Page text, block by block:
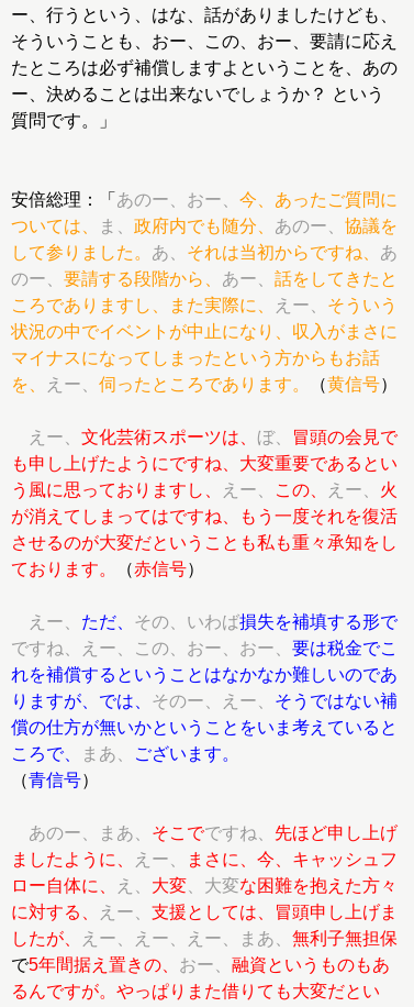
ー、行うという、はな、話がありましたけども、
そういうことも、おー、この、おー、要請に応え
たところは必ず補償しますよということを、あの
ー、決めることは出来ないでしょうか？ という
質問です。」
安倍総理：「 あのー、おー、 今、あったご質問に
ついては、
ま、 政府内でも随分、 あのー、 協議を
して参りました。 あ、 それは当初からですね、 あ
のー、 要請する段階から、 あー、 話をしてきたと
ころでありますし、また実際に、
えー、 そういう
状況の中でイベントが中止になり、収入がまさに
マイナスになってしまったという方からもお話
を、
えー、 伺ったところであります。 （黄信号）
えー、 文化芸術スポーツは、 ぼ、
冒頭の会見で
も申し上げたようにですね、大変重要であるとい
う風に思っておりますし、
えー、 この、 えー、 火
が消えてしまってはですね、もう一度それを復活
させるのが大変だということも私も重々承知をし
ております。
（赤信号）
えー、 ただ、 その、いわば損失を補填する形で
ですね、えー、この、おー、おー、 要は税金でこ
れを補償するということはなかなか難しいのであ
りますが、では、 そのー、えー、 そうではない補
償の仕方が無いかということをいま考えていると
ころで、
まあ、
ございます。
（青信号）
あのー、まあ、 そこでですね、 先ほど申し上げ
ましたように、
えー、
まさに、今、キャッシュフ
ロー自体に、
え、 大変 、大変な困難を抱えた方々
に対する、
えー、 支援としては、冒頭申し上げま
したが、
えー、えー、えー、まあ、 無利子無担保
で5年間据え置きの、 おー、 融資というものもあ
るんですが。やっぱりまた借りても大変だとい